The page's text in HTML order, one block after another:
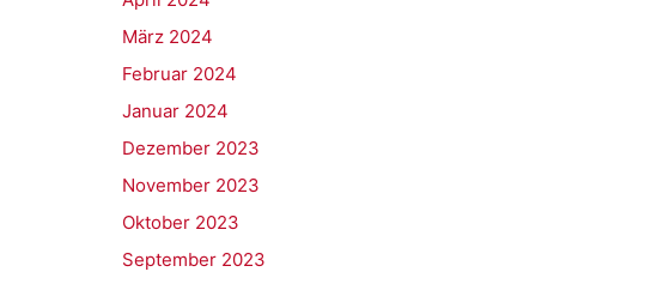
März 2024
Februar 2024
Januar 2024
Dezember 2023
November 2023
Oktober 2023
September 2023